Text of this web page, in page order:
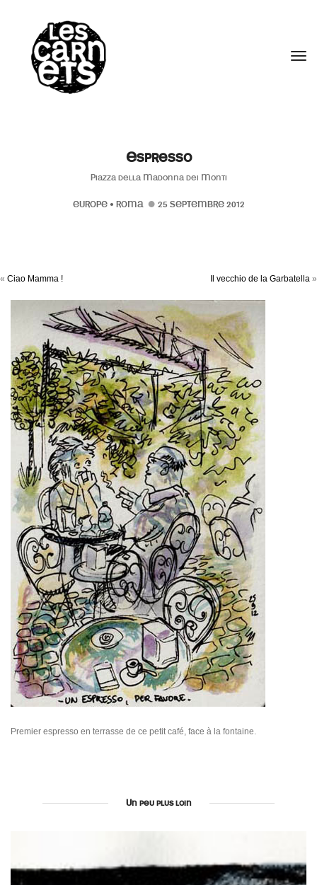
Espresso
Piazza della Madonna dei Monti
EUROPE• ROMA 25 SEPTEMBRE 2012
« Ciao Mamma ! Il vecchio de la Garbatella »
Premier espresso en terrasse de ce petit café, face à la fontaine.
Un peu plus loin